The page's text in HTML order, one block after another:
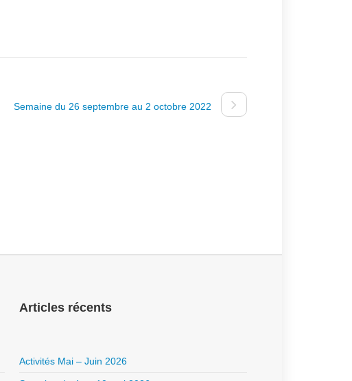
Semaine du 26 septembre au 2 octobre 2022
Articles récents
Activités Mai – Juin 2026